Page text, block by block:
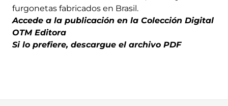
furgonetas fabricados en Brasil.
Accede a la publicación en la Colección Digital
OTM Editora
Si lo prefiere, descargue el archivo PDF